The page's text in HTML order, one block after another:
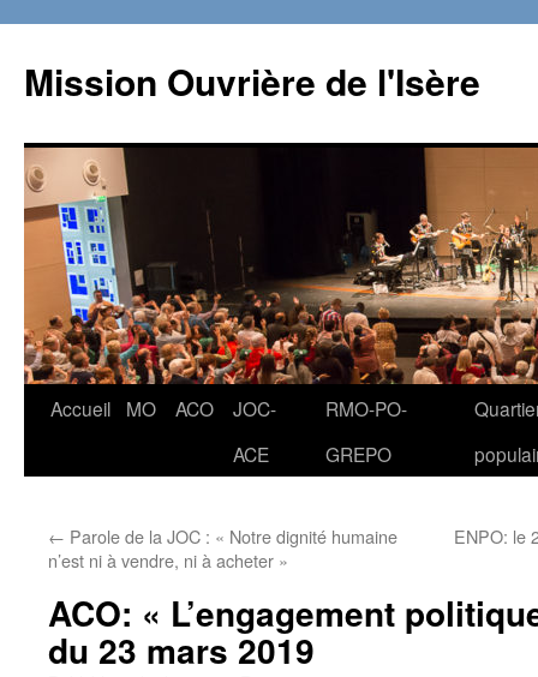
contenu
Mission Ouvrière de l'Isère
Accueil MO ACO
JOC-
ACE
RMO-PO-
GREPO
← Parole de la JOC : « Notre dignité humaine
n’est ni à vendre, ni à acheter »
ENPO: le
ACO: « L’engagement
du 23 mars 2019